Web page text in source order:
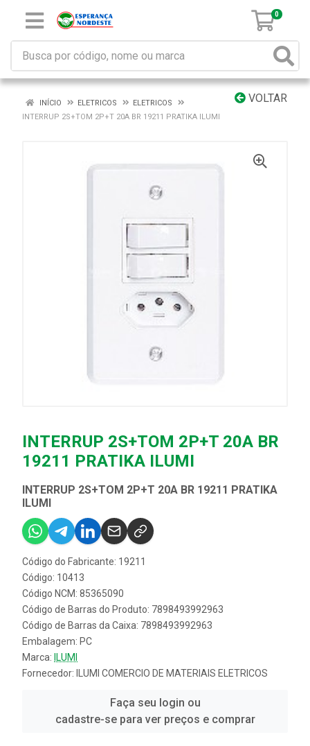
0
VOLTAR
INÍCIO ELETRICOS
ELETRICOS
INTERRUP 2S+TOM 2P+T 20A BR 19211 PRATIKA ILUMI
INTERRUP 2S+TOM 2P+T 20A BR
19211 PRATIKA ILUMI
INTERRUP 2S+TOM 2P+T 20A BR 19211 PRATIKA
ILUMI
Código do Fabricante: 19211
Código: 10413
Código NCM: 85365090
Código de Barras do Produto: 7898493992963
Código de Barras da Caixa: 7898493992963
Embalagem: PC
Marca: ILUMI
Fornecedor:
ILUMI COMERCIO DE MATERIAIS ELETRICOS
Faça seu login ou
cadastre-se para ver preços e comprar